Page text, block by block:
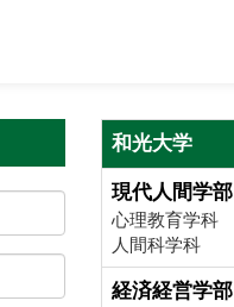
和光大学
現代人間学部
心理教育学科
人間科学科
経済経営学部